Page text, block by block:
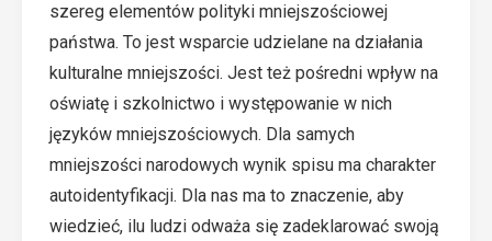
szereg elementów polityki mniejszościowej
państwa. To jest wsparcie udzielane na działania
kulturalne mniejszości. Jest też pośredni wpływ na
oświatę i szkolnictwo i występowanie w nich
języków mniejszościowych. Dla samych
mniejszości narodowych wynik spisu ma charakter
autoidentyfikacji. Dla nas ma to znaczenie, aby
wiedzieć, ilu ludzi odważa się zadeklarować swoją